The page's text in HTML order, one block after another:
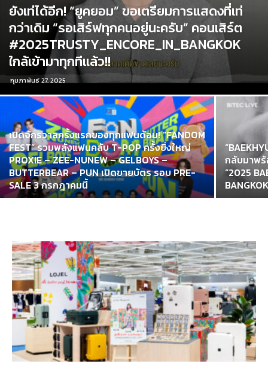
ยังเท่ได้อีก! “ยูคยอม” ขอเตรียมการแสดงที่เท่
กว่าเดิม “รอเสิร์ฟทุกคนอยู่นะครับ” คอนเสิร์ต
#2025TRUSTY_ENCORE_IN_BANGKOK
ใกล้เข้ามาทุกทีแล้ว!!
กุมภาพันธ์ 27, 2025
เปิดจักรวาลครั้งแรกของทุกแฟนด้อม! “FANDOM
FEST” รวมพลังแฟนคลับ T-POP ครั้งยิ่งใหญ่
PROXIE – ZEE-NUNEW – GELBOYS –
BUTTERBEAR – PUN เปิดขายบัตร รอบ PRE-
SALE 3 กรกฎาคมนี้
กลับมาพร้
“2025